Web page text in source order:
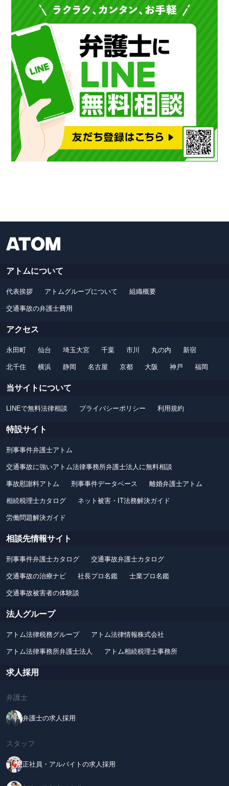
アトムについて
代表挨拶 アトムグループについて 組織概要
交通事故の弁護士費用
アクセス
永田町 仙台 埼玉大宮 千葉 市川 丸の内 新宿
北千住 横浜 静岡 名古屋 京都 大阪 神戸 福岡
当サイトについて
LINEで無料法律相談 プライバシーポリシー 利用規約
特設サイト
刑事事件弁護士アトム
交通事故に強いアトム法律事務所弁護士法人に無料相談
事故慰謝料アトム 刑事事件データベース 離婚弁護士アトム
相続税理士カタログ ネット被害・IT法務解決ガイド
労働問題解決ガイド
相談先情報サイト
刑事事件弁護士カタログ 交通事故弁護士カタログ
交通事故の治療ナビ 社長プロ名鑑 士業プロ名鑑
交通事故被害者の体験談
法人グループ
アトム法律税務グループ アトム法律情報株式会社
アトム法律事務所弁護士法人 アトム相続税理士事務所
求人採用
弁護士
弁護士の求人採用
スタッフ
正社員・アルバイトの求人採用